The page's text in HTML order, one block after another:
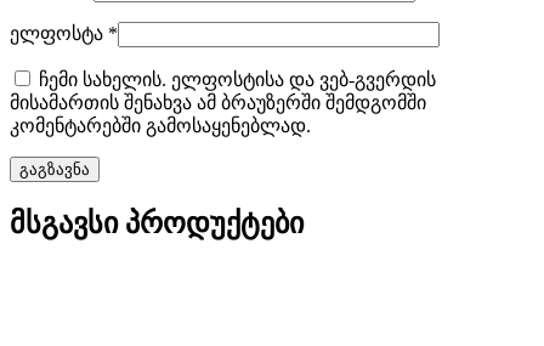
ელფოსტა *
ჩემი სახელის. ელფოსტისა და ვებ-გვერდის
მისამართის შენახვა ამ ბრაუზერში შემდგომში
კომენტარებში გამოსაყენებლად.
მსგავსი პროდუქტები